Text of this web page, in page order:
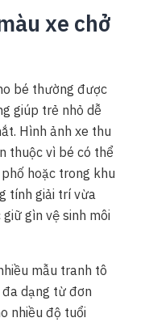
xe chở
bé thường được
giúp trẻ nhỏ dễ
Hình ảnh xe thu
thuộc vì bé có thể
hoặc trong khu
tính giải trí vừa
gìn vệ sinh môi
mẫu tranh tô
dạng từ đơn
nhiều độ tuổi